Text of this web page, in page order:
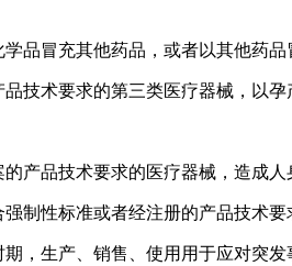
品冒充其他药品，或者以其他药品
技术要求的第三类医疗器械，以
产品技术要求的医疗器械，造成人
制性标准或者经注册的产品技术
，生产、销售、使用用于应对突